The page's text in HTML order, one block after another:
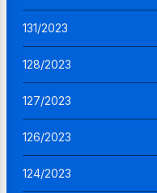
131/2023
128/2023
127/2023
126/2023
124/2023